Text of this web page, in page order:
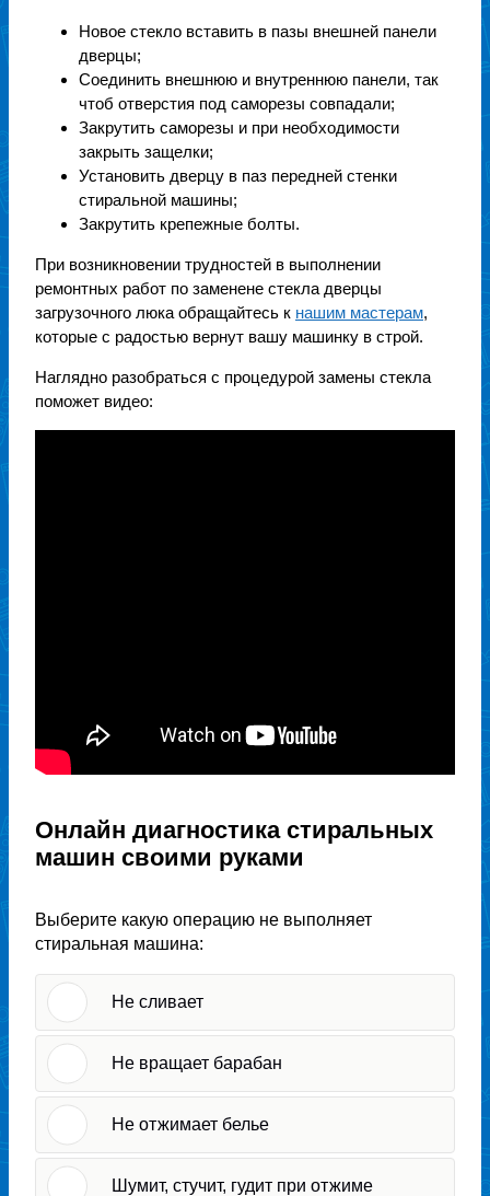
Новое стекло вставить в пазы внешней панели
дверцы;
Соединить внешнюю и внутреннюю панели, так
чтоб отверстия под саморезы совпадали;
Закрутить саморезы и при необходимости
закрыть защелки;
Установить дверцу в паз передней стенки
стиральной машины;
Закрутить крепежные болты.
При возникновении трудностей в выполнении
ремонтных работ по заменене стекла дверцы
загрузочного люка обращайтесь к нашим мастерам,
которые с радостью вернут вашу машинку в строй.
Наглядно разобраться с процедурой замены стекла
поможет видео:
Онлайн диагностика стиральных
машин своими руками
Выберите какую операцию не выполняет
стиральная машина:
Не сливает
Не вращает барабан
Не отжимает белье
Шумит, стучит, гудит при отжиме